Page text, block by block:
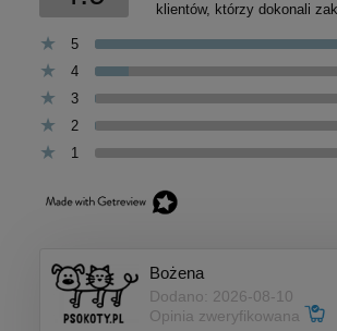
klientów, którzy dokonali
5
4
3
2
1
Bożena
Dodano: 2026-08-10
Opinia zweryfikowana